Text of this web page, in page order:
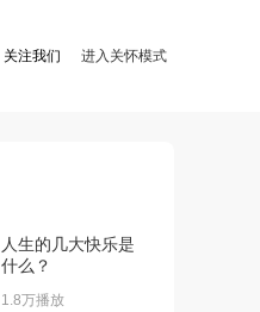
关注我们 进入关怀模式
人生的几大快乐是
什么？
1.8万播放